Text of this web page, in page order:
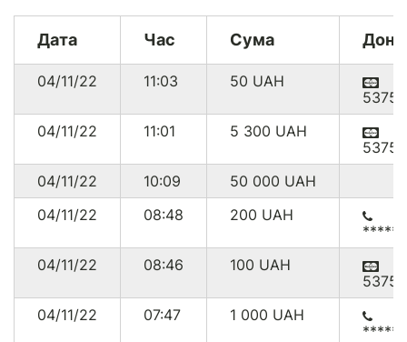
Дата Час Сума
04/11/22 11:03 50 UAH
04/11/22
11:01 5 300 UAH
04/11/22
10:09 50 000 UAH
04/11/22
08:48 200 UAH
04/11/22
08:46 100 UAH
04/11/22
07:47 1 000 UAH